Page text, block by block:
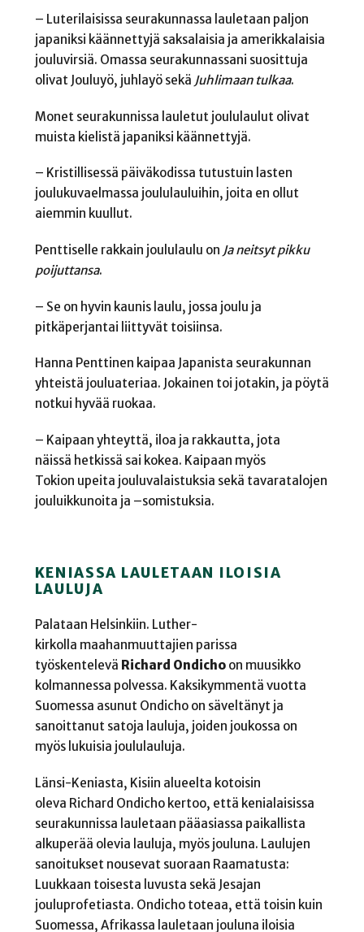
– Luterilaisissa seurakunnassa lauletaan paljon
japaniksi käännettyjä saksalaisia ja amerikkalaisia
jouluvirsiä. Omassa seurakunnassani suosittuja
olivat Jouluyö, juhlayösekä Juhlimaan tulkaa.
Monet seurakunnissa lauletut joululaulut olivat
muista kielistä japaniksi käännettyjä.
– Kristillisessä päiväkodissa tutustuin lasten
joulukuvaelmassa joululauluihin, joita en ollut
aiemmin kuullut.
Penttiselle rakkain joululaulu on Ja neitsyt pikku
poijuttansa.
– Se on hyvin kaunis laulu, jossa joulu ja
pitkäperjantai liittyvät toisiinsa.
Hanna Penttinen kaipaa Japanista seurakunnan
yhteistä jouluateriaa. Jokainen toi jotakin, ja pöytä
notkui hyvää ruokaa.
– Kaipaan yhteyttä, iloa ja rakkautta, jota
näissä hetkissä sai kokea. Kaipaan myös
Tokion upeita jouluvalaistuksia sekä tavaratalojen
jouluikkunoita ja –somistuksia.
KENIASSA LAULETAAN ILOISIA
LAULUJA
Palataan Helsinkiin. Luther-
kirkolla maahanmuuttajien parissa
työskentelevä Richard Ondichoon muusikko
kolmannessa polvessa. Kaksikymmentä vuotta
Suomessa asunut Ondicho on säveltänyt ja
sanoittanut satoja lauluja, joiden joukossa on
myös lukuisia joululauluja.
Länsi-Keniasta, Kisiin alueelta kotoisin
oleva Richard Ondicho kertoo, että kenialaisissa
seurakunnissa lauletaan pääasiassa paikallista
alkuperää olevia lauluja, myös jouluna. Laulujen
sanoitukset nousevat suoraan Raamatusta:
Luukkaan toisesta luvusta sekä Jesajan
jouluprofetiasta. Ondicho toteaa, että toisin kuin
Suomessa, Afrikassa lauletaan jouluna iloisia